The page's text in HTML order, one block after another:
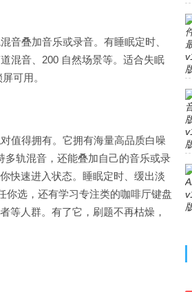
音叠加音乐或录音。有睡眠定时、
混音、200 自然场景等。适合失眠
可用。
值得拥有。它拥有海量高品质白噪
轨混音，还能叠加自己的音乐或录
快速进入状态。睡眠定时、缓出淡
你选，还有学习专注类的咖啡厅键盘
等人群。有了它，刷题不再枯燥，